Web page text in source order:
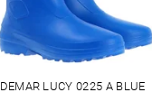
DEMAR LUCY 0225 A BLUE